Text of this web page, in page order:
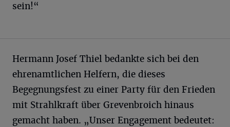
sein!“
Hermann Josef Thiel bedankte sich bei den
ehrenamtlichen Helfern, die dieses
Begegnungsfest zu einer Party für den Frieden
mit Strahlkraft über Grevenbroich hinaus
gemacht haben. „Unser Engagement bedeutet: